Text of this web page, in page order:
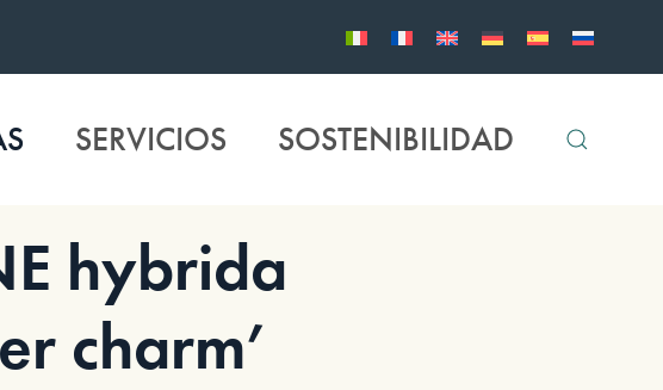
SERVICIOS SOSTENIBILIDAD
hybrida
charm’